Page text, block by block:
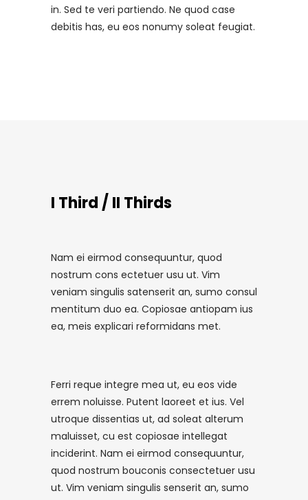
in. Sed te veri partiendo. Ne quod case
debitis has, eu eos nonumy soleat feugiat.
I Third / II Thirds
Nam ei eirmod consequuntur, quod
nostrum cons ectetuer usu ut. Vim
veniam singulis satenserit an, sumo consul
mentitum duo ea. Copiosae antiopam ius
ea, meis explicari reformidans met.
Ferri reque integre mea ut, eu eos vide
errem noluisse. Putent laoreet et ius. Vel
utroque dissentias ut, ad soleat alterum
maluisset, cu est copiosae intellegat
inciderint. Nam ei eirmod consequuntur,
quod nostrum bouconis consectetuer usu
ut. Vim veniam singulis senserit an, sumo